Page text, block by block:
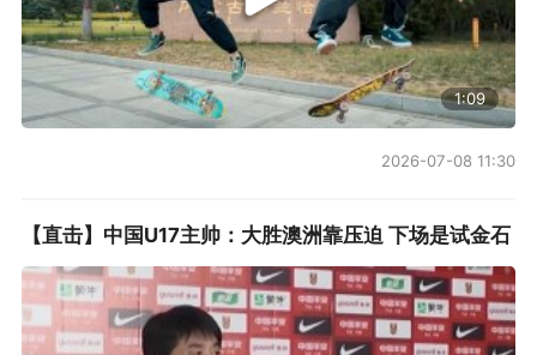
1:09
2026-07-08 11:30
【直击】中国U17主帅：大胜澳洲靠压迫 下场是试金石